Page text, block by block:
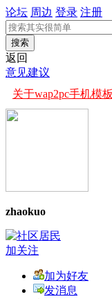
论坛 周边 登录 注册
搜索
返回
意见建议
关于wap2pc手机模
zhaokuo
加关注
加为好友
发消息